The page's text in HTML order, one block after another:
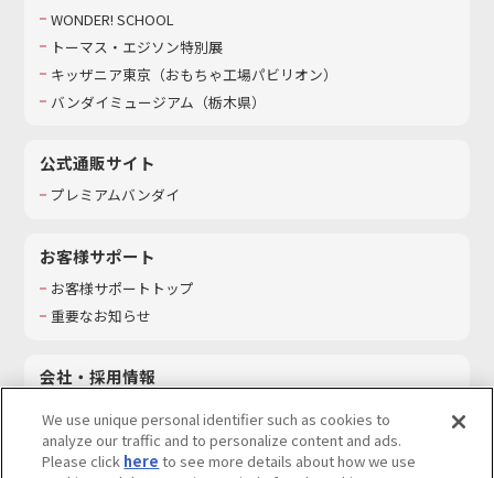
WONDER! SCHOOL
トーマス・エジソン特別展
キッザニア東京（おもちゃ工場パビリオン）​
バンダイミュージアム（栃木県）
公式通販サイト
プレミアムバンダイ
お客様サポート
お客様サポートトップ
重要なお知らせ
会社・採用情報
採用情報
サステナビリティ
We use unique personal identifier such as cookies to
analyze our traffic and to personalize content and ads.
Please click here to see more details about how we use